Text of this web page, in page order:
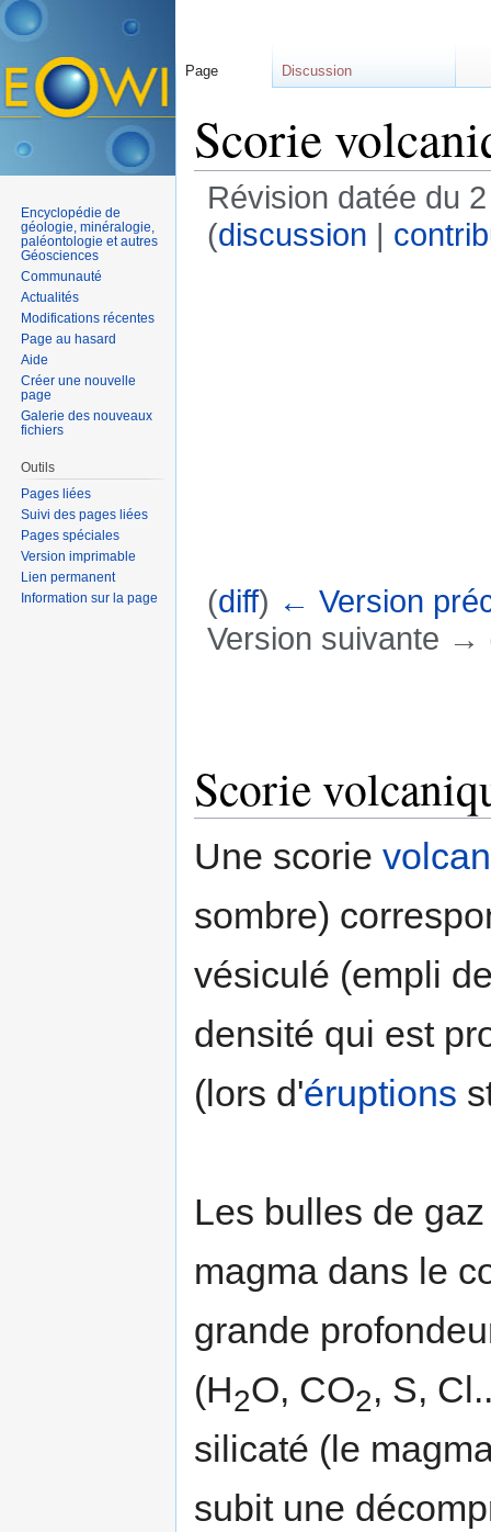
Scorie
Révision datée du
(discussion |
(diff) ← Version
Version suivante →
Scorie
Une scorie
sombre)
vésiculé (empli
densité qui est
(lors d'éruptions
Les bulles de
magma dans le
grande
(H2O, CO2, S,
silicaté (le
subit une
Page Discussion
Encyclopédie de
géologie, minéralogie,
paléontologie et autres
Géosciences
Communauté
Actualités
Modifications récentes
Page au hasard
Aide
Créer une nouvelle
page
Galerie des nouveaux
fichiers
Outils
Pages liées
Suivi des pages liées
Pages spéciales
Version imprimable
Lien permanent
Information sur la page